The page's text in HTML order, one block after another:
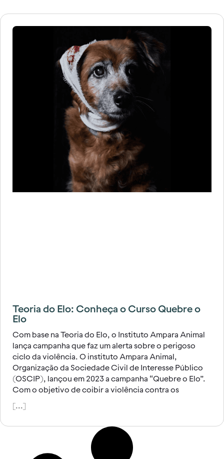
Teoria do Elo: Conheça o Curso Quebre o
Elo
Com base na Teoria do Elo, o Instituto Ampara Animal
lança campanha que faz um alerta sobre o perigoso
ciclo da violência. O instituto Ampara Animal,
Organização da Sociedade Civil de Interesse Público
(OSCIP), lançou em 2023 a campanha “Quebre o Elo”.
Com o objetivo de coibir a violência contra os
[...]